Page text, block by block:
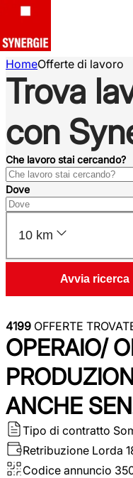
HomeOfferte di lavoro
Trova
con
Che lavoro stai cercando?
Dove
10 km
Avvia ricerca
4199 OFFERTE
OPERAIO/
ANCHE
Tipo di contratto
Retribuzione Lorda
Codice annuncio